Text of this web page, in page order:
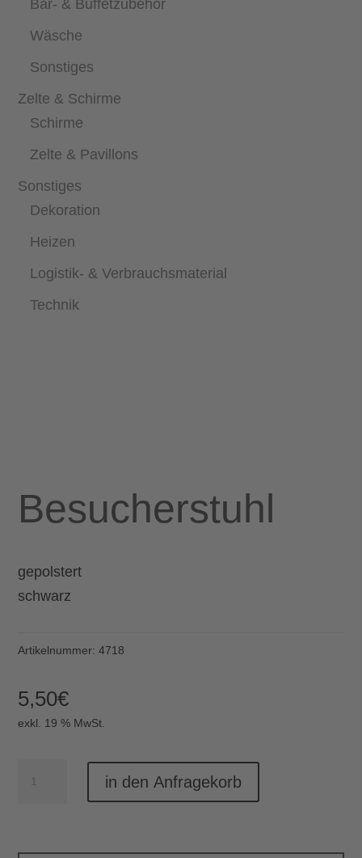
Bar- & Buffetzubehör
Wäsche
Sonstiges
Zelte & Schirme
Schirme
Zelte & Pavillons
Sonstiges
Dekoration
Heizen
Logistik- & Verbrauchsmaterial
Technik
Besucherstuhl
gepolstert
schwarz
Artikelnummer:4718
5,50€
exkl. 19 % MwSt.
in den Anfragekorb